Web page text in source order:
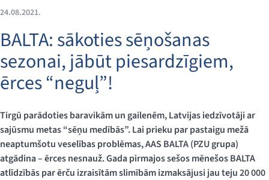
24.08.2021.
BALTA: sākoties sēņošanas
sezonai, jābūt piesardzīgiem,
ērces “neguļ”!
Tirgū parādoties baravikām un gailenēm, Latvijas iedzīvotāji ar
sajūsmu metas “sēņu medībās”. Lai prieku par pastaigu mežā
neaptumšotu veselības problēmas, AAS BALTA (PZU grupa)
atgādina – ērces nesnauž. Gada pirmajos sešos mēnešos BALTA
atlīdzībās par ērču izraisītām slimībām izmaksājusi jau teju 20 000